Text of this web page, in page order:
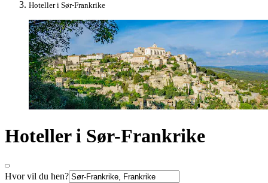
Hoteller i Sør-Frankrike
Hoteller i Sør-Frankrike
Hvor vil du hen?